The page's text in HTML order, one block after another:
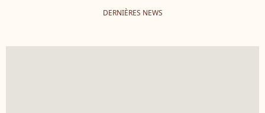
DERNIÈRES NEWS